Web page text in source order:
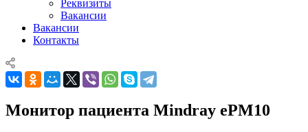
Реквизиты
Вакансии
Вакансии
Контакты
Монитор пациента Mindray ePM10